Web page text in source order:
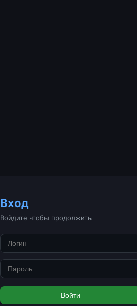
Вход
Войдите чтобы продолжить
Войти